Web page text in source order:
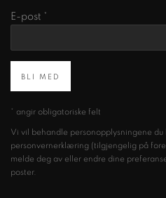
E-post *
BLI MED
* angir obligatoriske felt
Vi vil behandle personopplysningene du
personvernerklæring (tilgjengelig på
melde deg av eller endre dine
poster.